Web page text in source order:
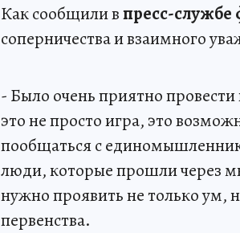
Как сообщили впресс-
соперничества и взаимного
- Было очень приятно
это не просто игра, это
пообщаться с
люди, которые прошли через
нужно проявить не только ум,
первенства.